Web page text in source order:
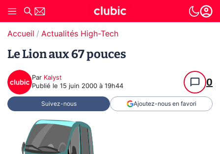
Accueil Actualités High-Tech
Le Lion aux 67 pouces
Par Kalyst
Publié le 15 juin 2000 à 19h44 0
Suivez-nous Ajoutez-nous en favori